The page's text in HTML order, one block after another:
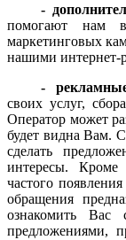
-
помогают нам в
маркетинговых
нашими интернет-
-
своих услуг,
Оператор может
будет видна Вам.
сделать
интересы.
частого
обращения
ознакомить Вас
предложениями,